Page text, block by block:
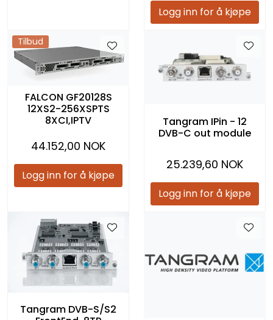
Logg inn for å kjøpe
Tilbud
FALCON GF20128S
12XS2-256XSPTS
8XCI,IPTV
44.152,00 NOK
Logg inn for å kjøpe
Tangram IPin - 12
DVB-C out module
25.239,60 NOK
Logg inn for å kjøpe
Tangram DVB-S/S2